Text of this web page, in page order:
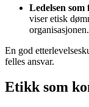
Ledelsen som
viser etisk
organisasjonen.
En god
felles ansvar.
Etikk som